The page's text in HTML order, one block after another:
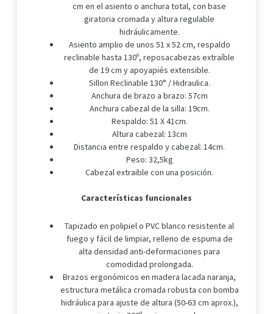
cm en el asiento o anchura total, con base
giratoria cromada y altura regulable
hidráulicamente.
Asiento amplio de unos 51 x 52 cm, respaldo
reclinable hasta 130º, reposacabezas extraíble
de 19 cm y apoyapiés extensible.
Sillon Reclinable 130° / Hidraulica.
Anchura de brazo a brazo: 57cm
Anchura cabezal de la silla: 19cm.
Respaldo: 51 X 41cm.
Altura cabezal: 13cm
Distancia entre respaldo y cabezal: 14cm.
Peso: 32,5kg
Cabezal extraible con una posición.
Características funcionales
Tapizado en polipiel o PVC blanco resistente al
fuego y fácil de limpiar, relleno de espuma de
alta densidad anti-deformaciones para
comodidad prolongada.
Brazos ergonómicos en madera lacada naranja,
estructura metálica cromada robusta con bomba
hidráulica para ajuste de altura (50-63 cm aprox.),